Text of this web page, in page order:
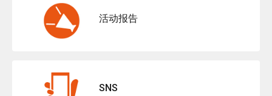
活动报告
SNS